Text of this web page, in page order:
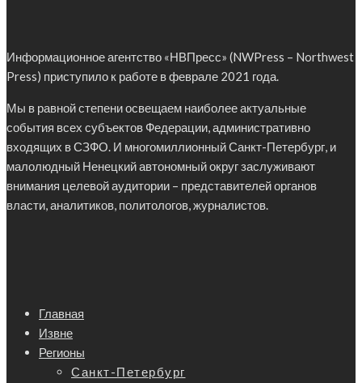
Информационное агентство «НВПресс» (NWPress – Northwest
Press) приступило к работе в феврале 2021 года.
Мы в равной степени освещаем наиболее актуальные
события всех субъектов Федерации, административно
входящих в СЗФО. И многомиллионный Санкт-Петербург, и
малолюдный Ненецкий автономный округ заслуживают
внимания целевой аудитории – представителей органов
власти, аналитиков, политологов, журналистов.
Главная
Извне
Регионы
Санкт-Петербург